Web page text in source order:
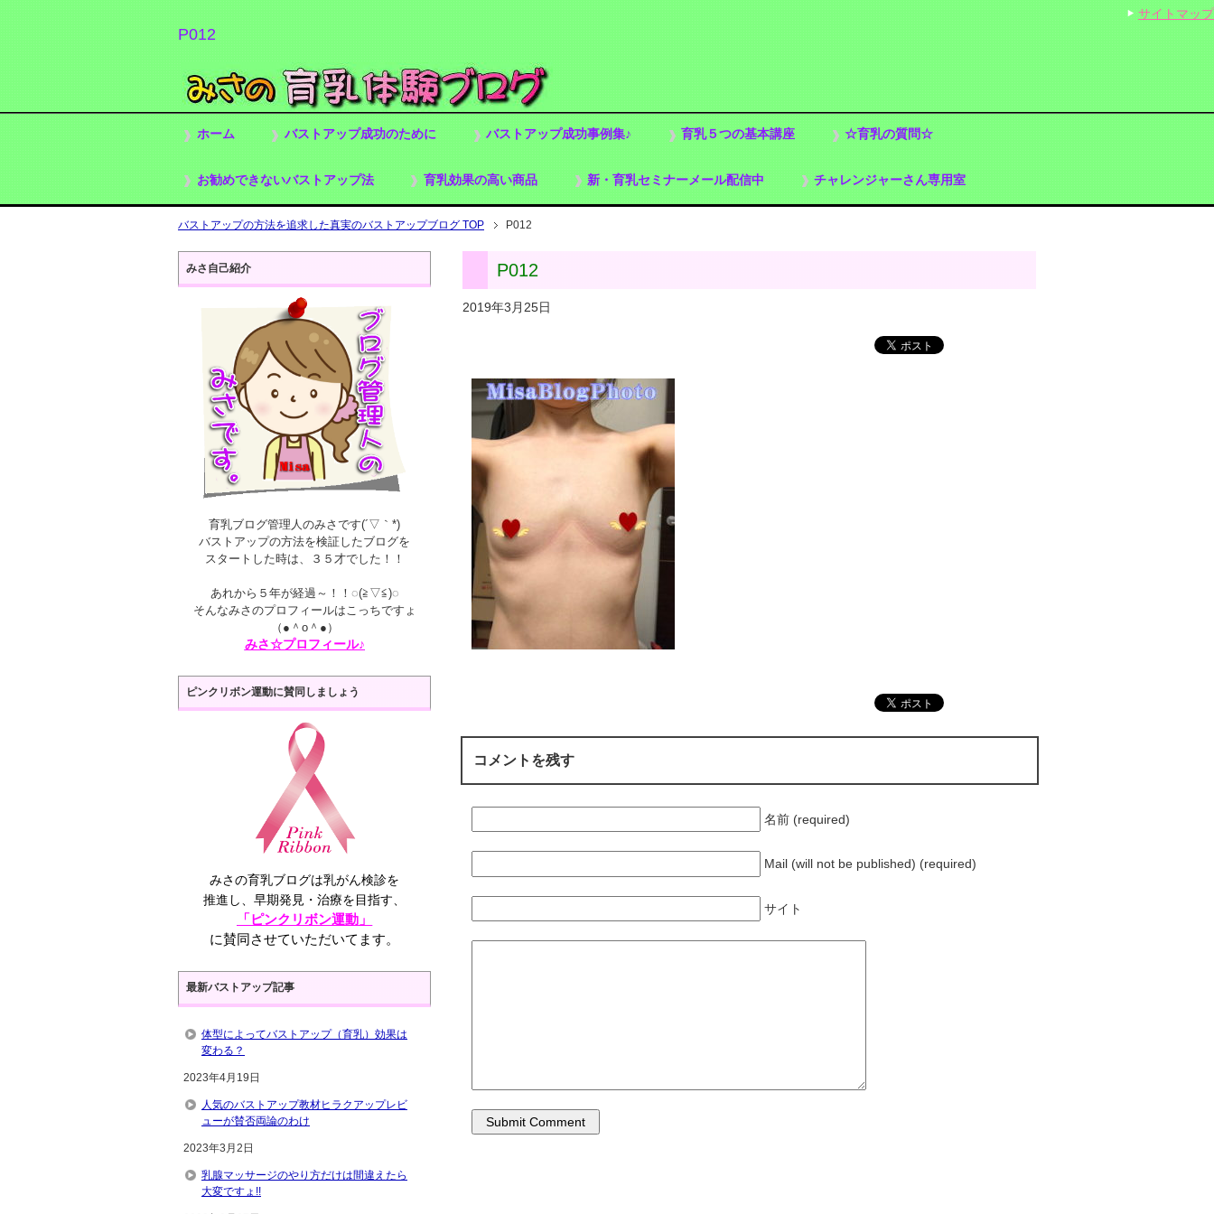
P012
ホーム バストアップ成功のために バストアップ成功事例集♪ 育乳５つの基本講座 ☆育乳の質問☆
お勧めできないバストアップ法 育乳効果の高い商品 新・育乳セミナーメール配信中 チャレンジャーさん専用室
バストアップの方法を追求した真実のバストアップブログ TOP P012
P012
2019年3月25日
コメントを残す
名前 (required)
Mail (will not be published) (required)
サイト
みさ自己紹介
育乳ブログ管理人のみさです(´▽｀*)
バストアップの方法を検証したブログを
スタートした時は、３５才でした！！
あれから５年が経過～！！◌(≧▽≦)◌
そんなみさのプロフィールはこっちですょ
（●＾o＾●）
みさ☆プロフィール♪
ピンクリボン運動に賛同しましょう
みさの育乳ブログは乳がん検診を
推進し、早期発見・治療を目指す、
「ピンクリボン運動」
に賛同させていただいてます。
最新バストアップ記事
体型によってバストアップ（育乳）効果は
変わる？
2023年4月19日
人気のバストアップ教材ヒラクアップレビ
ューが賛否両論のわけ
2023年3月2日
乳腺マッサージのやり方だけは間違えたら
大変ですょ!!
サイトマップ